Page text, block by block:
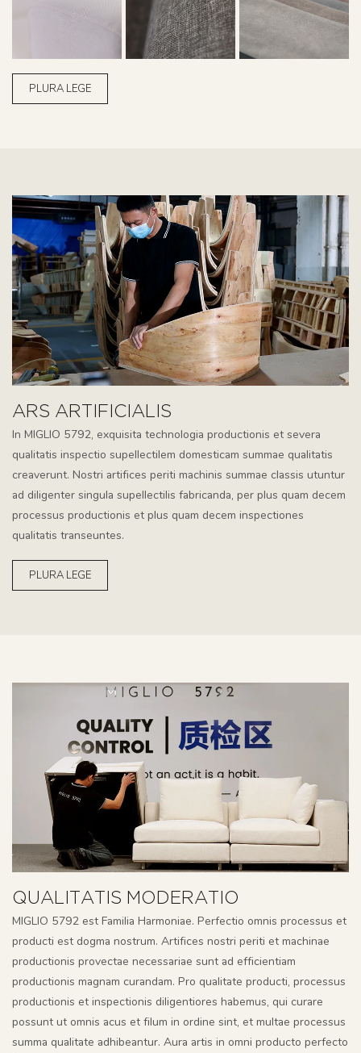
PLURA LEGE
ARS ARTIFICIALIS
In MIGLIO 5792, exquisita technologia productionis et severa
qualitatis inspectio supellectilem domesticam summae qualitatis
creaverunt. Nostri artifices periti machinis summae classis utuntur
ad diligenter singula supellectilis fabricanda, per plus quam decem
processus productionis et plus quam decem inspectiones
qualitatis transeuntes.
PLURA LEGE
QUALITATIS MODERATIO
MIGLIO 5792 est Familia Harmoniae. Perfectio omnis processus et
producti est dogma nostrum. Artifices nostri periti et machinae
productionis provectae necessariae sunt ad efficientiam
productionis magnam curandam. Pro qualitate producti, processus
productionis et inspectionis diligentiores habemus, qui curare
possunt ut omnis acus et filum in ordine sint, et multae processus
summa qualitate adhibeantur. Aura artis in omni producto perfecto